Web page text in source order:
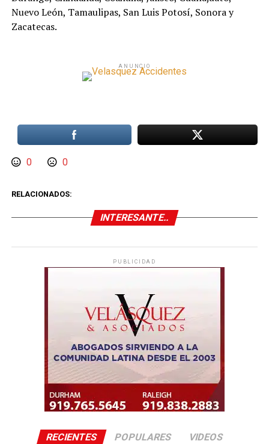
Nuevo León, Tamaulipas, San Luis Potosí, Sonora y
Zacatecas.
ANUNCIO
0 0
RELACIONADOS:
INTERESANTE..
PUBLICIDAD
RECIENTES POPULARES VIDEOS